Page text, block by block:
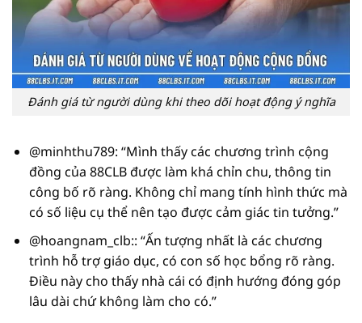
Đánh giá từ người dùng khi theo dõi hoạt động ý nghĩa
@minhthu789: “Mình thấy các chương trình cộng
đồng của 88CLB được làm khá chỉn chu, thông tin
công bố rõ ràng. Không chỉ mang tính hình thức mà
có số liệu cụ thể nên tạo được cảm giác tin tưởng.”
@hoangnam_clb:: “Ấn tượng nhất là các chương
trình hỗ trợ giáo dục, có con số học bổng rõ ràng.
Điều này cho thấy nhà cái có định hướng đóng góp
lâu dài chứ không làm cho có.”